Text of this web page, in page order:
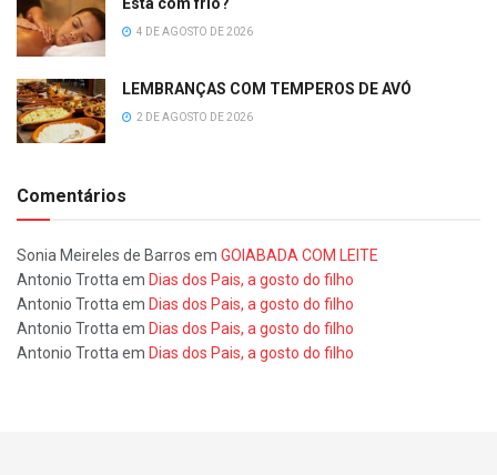
4 DE AGOSTO DE 2026
LEMBRANÇAS COM TEMPEROS DE AVÓ
2 DE AGOSTO DE 2026
Comentários
Sonia Meireles de Barros em GOIABADA COM LEITE
Antonio Trotta em Dias dos Pais, a gosto do filho
Antonio Trotta em Dias dos Pais, a gosto do filho
Antonio Trotta em Dias dos Pais, a gosto do filho
Antonio Trotta em Dias dos Pais, a gosto do filho